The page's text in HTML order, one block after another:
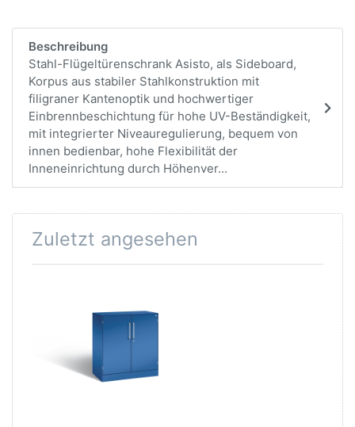
Beschreibung
Stahl-Flügeltürenschrank Asisto, als Sideboard,
Korpus aus stabiler Stahlkonstruktion mit
filigraner Kantenoptik und hochwertiger
Einbrennbeschichtung für hohe UV-Beständigkeit,
mit integrierter Niveauregulierung, bequem von
innen bedienbar, hohe Flexibilität der
Inneneinrichtung durch Höhenver...
Zuletzt angesehen